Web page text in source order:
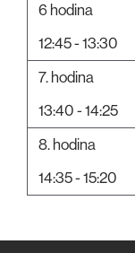
6 hodina
12:45 - 13:30
7. hodina
13:40 - 14:25
8. hodina
14:35 - 15:20